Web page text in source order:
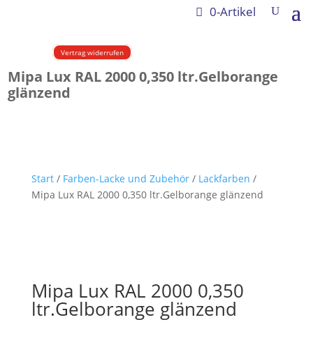
0-Artikel
Vertrag widerrufen
Mipa Lux RAL 2000 0,350 ltr.Gelborange
glänzend
Start/ Farben-Lacke und Zubehör/ Lackfarben /
Mipa Lux RAL 2000 0,350 ltr.Gelborange glänzend
Mipa Lux RAL 2000 0,350
ltr.Gelborange glänzend